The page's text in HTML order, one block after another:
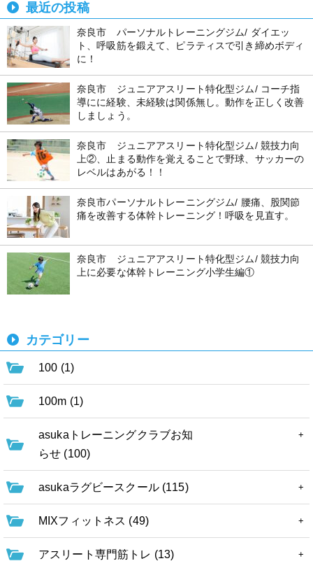
最近の投稿
奈良市 パーソナルトレーニングジム/ ダイエッ
ト、呼吸筋を鍛えて、ピラティスで引き締めボディ
に！
奈良市 ジュニアアスリート特化型ジム/ コーチ指
導にに経験、未経験は関係無し。動作を正しく改善
しましょう。
奈良市 ジュニアアスリート特化型ジム/ 競技力向
上②、止まる動作を覚えることで野球、サッカーの
レベルはあがる！！
奈良市パーソナルトレーニングジム/ 腰痛、股関節
痛を改善する体幹トレーニング！呼吸を見直す。
奈良市 ジュニアアスリート特化型ジム/ 競技力向
上に必要な体幹トレーニング小学生編①
カテゴリー
100 (1)
100m (1)
asukaトレーニングクラブお知
らせ (100)
asukaラグビースクール (115)
MIXフィットネス (49)
アスリート専門筋トレ (13)